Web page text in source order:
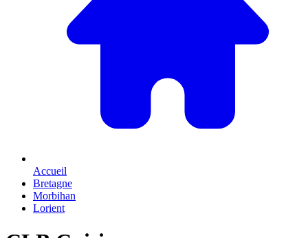
Accueil
Bretagne
Morbihan
Lorient